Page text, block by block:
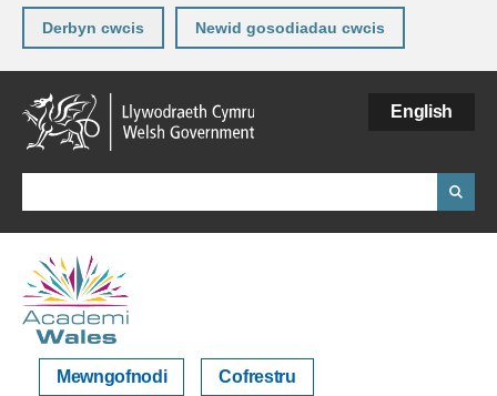
Derbyn cwcis Newid gosodiadau cwcis
Neidio
i'r
prif
gynnwy
English
Mewngofnodi Cofrestru